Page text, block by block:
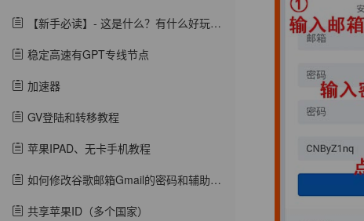
【新手必读】- 这是什么？有什么好玩的？
稳定高速有GPT专线节点
加速器
GV登陆和转移教程
苹果IPAD、无卡手机教程
如何修改谷歌邮箱Gmail的密码和辅助邮箱?
共享苹果ID（多个国家）